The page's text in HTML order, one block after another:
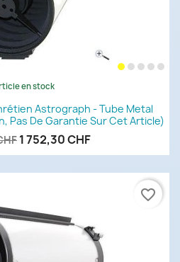
en stock
Astrograph - Tube Metal
Pas De Garantie Sur Cet Article)
1 752,30 CHF
favorite_border